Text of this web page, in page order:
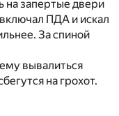
запертые двери
ПДА и искал
За спиной
вывалиться
на грохот.